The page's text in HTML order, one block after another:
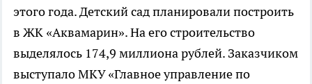
этого года. Детский сад планировали построить
в ЖК «Аквамарин». На его строительство
выделялось 174,9 миллиона рублей. Заказчиком
выступало МКУ «Главное управление по